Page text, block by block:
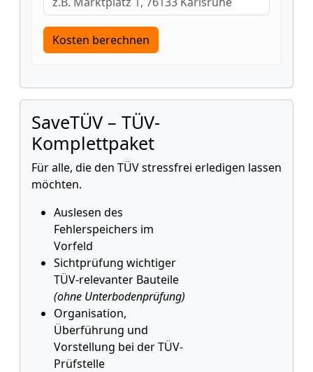
Kosten berechnen
SaveTÜV – TÜV-
Komplettpaket
Für alle, die den TÜV stressfrei erledigen lassen
möchten.
Auslesen des
Fehlerspeichers im
Vorfeld
Sichtprüfung wichtiger
TÜV-relevanter Bauteile
(ohne Unterbodenprüfung)
Organisation,
Überführung und
Vorstellung bei der TÜV-
Prüfstelle